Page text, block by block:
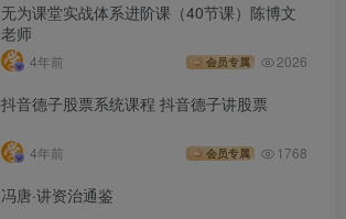
无为课堂实战体系进阶课（40节课）陈博文
老师
4年前 会员专属 2026
抖音德子股票系统课程 抖音德子讲股票
4年前 会员专属 1768
冯唐·讲资治通鉴